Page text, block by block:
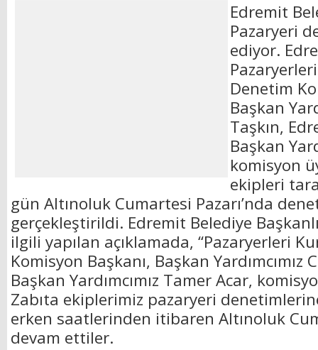
Edremit
Pazaryeri
ediyor.
Denetim
Başkan
Taşkın,
Başkan
komisyon
ekipleri
gün Altınoluk Cumartesi Pazarı’nda
gerçekleştirildi. Edremit Belediye
ilgili yapılan açıklamada, “Pazaryerleri
Komisyon Başkanı, Başkan Yardımcımız
Başkan Yardımcımız Tamer Acar,
Zabıta ekiplerimiz pazaryeri
erken saatlerinden itibaren Altınoluk
devam ettiler.